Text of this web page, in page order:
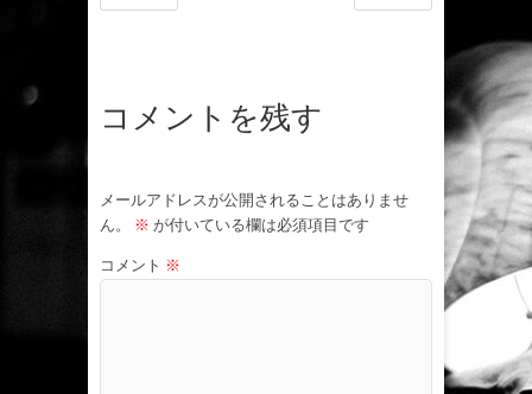
コメントを残す
メールアドレスが公開されることはありませ
ん。
※ が付いている欄は必須項目です
コメント ※